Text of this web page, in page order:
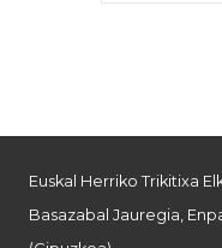
Euskal Herriko Trikitixa
Basazabal Jauregia,